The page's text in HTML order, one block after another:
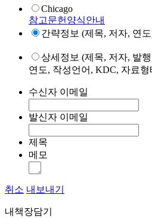
Chicago
참고문헌양식안내
간략정보 (제목, 저자, 연
상세정보 (제목, 저자, 발
연도, 작성언어, KDC, 자료
수신자 이메일
발신자 이메일
제목
메모
취소 내보내기
내책장담기